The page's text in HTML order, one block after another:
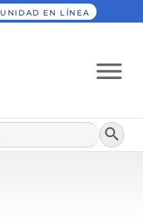
UNIDAD EN LÍNEA
Botón